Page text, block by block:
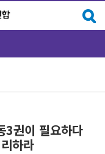
3권이 필요하다
하라